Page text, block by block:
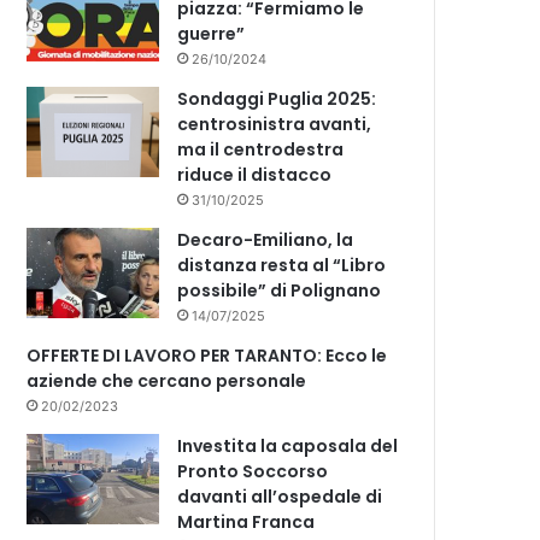
piazza: “Fermiamo le
guerre”
26/10/2024
Sondaggi Puglia 2025:
centrosinistra avanti,
ma il centrodestra
riduce il distacco
31/10/2025
Decaro-Emiliano, la
distanza resta al “Libro
possibile” di Polignano
14/07/2025
OFFERTE DI LAVORO PER TARANTO: Ecco le
aziende che cercano personale
20/02/2023
Investita la caposala del
Pronto Soccorso
davanti all’ospedale di
Martina Franca